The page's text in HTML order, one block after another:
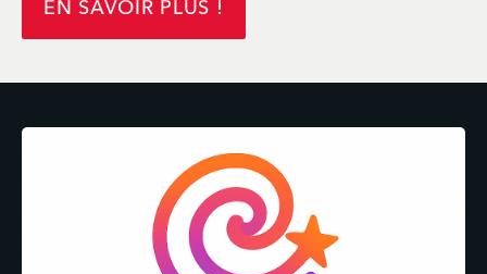
EN SAVOIR PLUS !